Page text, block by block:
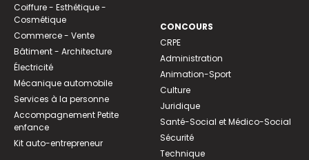
Coiffure - Esthétique -
Cosmétique
Commerce - Vente
Bâtiment - Architecture
Électricité
Mécanique automobile
Services à la personne
Accompagnement Petite
enfance
Kit auto-entrepreneur
CONCOURS
CRPE
Administration
Animation-Sport
Culture
Juridique
Santé-Social et Médico-Social
Sécurité
Technique